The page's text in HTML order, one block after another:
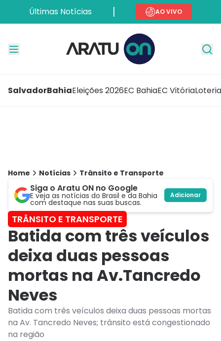
Últimas Notícias AO VIVO
SalvadorBahiaEleições 2026EC BahiaEC Vitória
Home Notícias Trânsito e Transporte
Siga o Aratu ON no Google
E veja as notícias do Brasil e da Bahia
com destaque nas suas buscas.
Adicionar
TRÂNSITO E TRANSPORTE
Batida com três veículos
deixa duas pessoas
mortas na Av.Tancredo
Neves
Batida com três veículos deixa duas pessoas mortas
na Av. Tancredo Neves; trânsito está congestionado
na região